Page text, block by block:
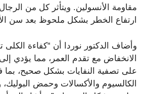
مقاومة الأنسولين. ويتأثر كل من
ارتفاع الخطر بشكل ملحوظ بعد سن
وأضاف الدكتور نوردا أن “كفاءة الكلى
الانخفاض مع تقدم العمر، مما يؤدي
على تصفية النفايات بشكل صحيح، بما
الكالسيوم والأكسالات وحمض